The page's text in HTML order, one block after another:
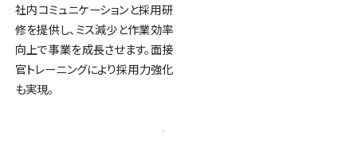
社内コミュニケーションと採用研
修を提供し、ミス減少と作業効率
向上で事業を成長させます。面接
官トレーニングにより採用力強化
も実現。